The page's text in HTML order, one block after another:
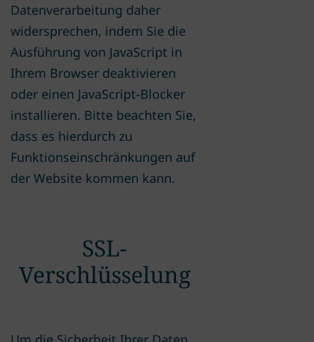
Datenverarbeitung daher
widersprechen, indem Sie die
Ausführung von JavaScript in
Ihrem Browser deaktivieren
oder einen JavaScript-Blocker
installieren. Bitte beachten Sie,
dass es hierdurch zu
Funktionseinschränkungen auf
der Website kommen kann.
SSL-
Verschlüsselung